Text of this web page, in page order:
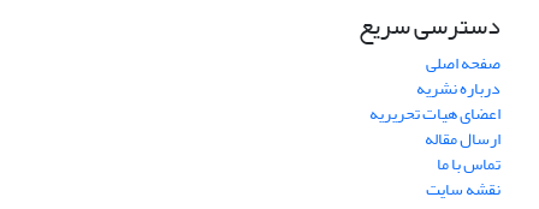
دسترسی سریع
صفحه اصلی
درباره نشریه
اعضای هیات تحریریه
ارسال مقاله
تماس با ما
نقشه سایت